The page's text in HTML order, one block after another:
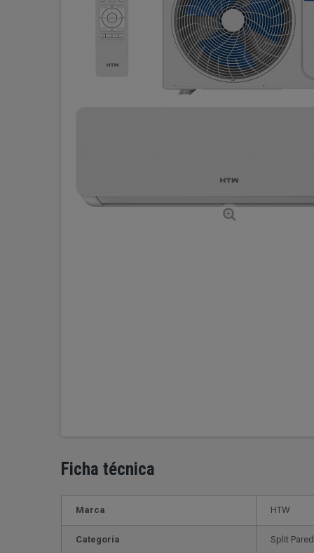
Ficha técnica
Marca HTW
Categoría Split